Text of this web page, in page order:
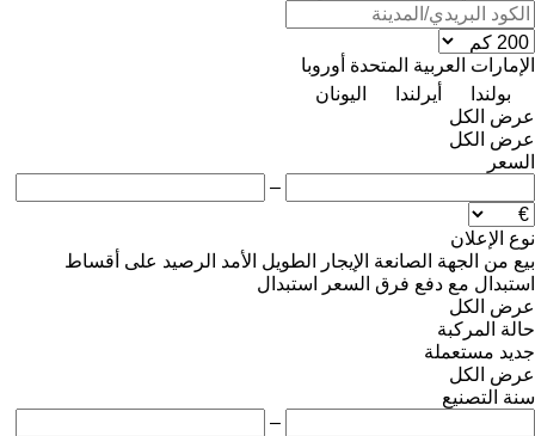
الإمارات العربية المتحدة أوروبا
بولندا
أيرلندا
اليونان
عرض الكل
عرض الكل
السعر
–
نوع الإعلان
بيع من الجهة الصانعة الإيجار الطويل الأمد الرصيد على أقساط
استبدال مع دفع فرق السعر
استبدال
عرض الكل
حالة المركبة
جديد مستعملة
عرض الكل
سنة التصنيع
–